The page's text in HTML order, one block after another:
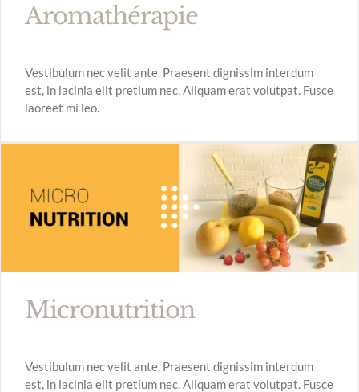
Aromathérapie
Vestibulum nec velit ante. Praesent dignissim interdum
est, in lacinia elit pretium nec. Aliquam erat volutpat. Fusce
laoreet mi leo.
Micronutrition
Vestibulum nec velit ante. Praesent dignissim interdum
est, in lacinia elit pretium nec. Aliquam erat volutpat. Fusce